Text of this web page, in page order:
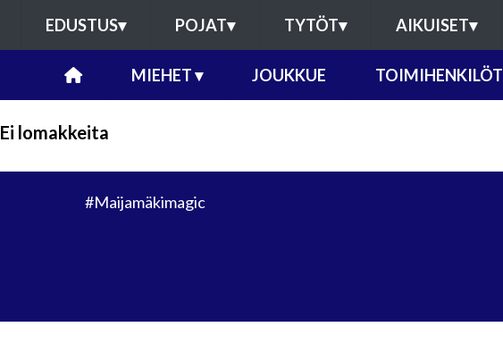
EDUSTUS▾ POJAT▾ TYTÖT▾ AIKUISET▾
MIEHET▾ JOUKKUE TOIMIHENKILÖT
Ei lomakkeita
#Maijamäkimagic